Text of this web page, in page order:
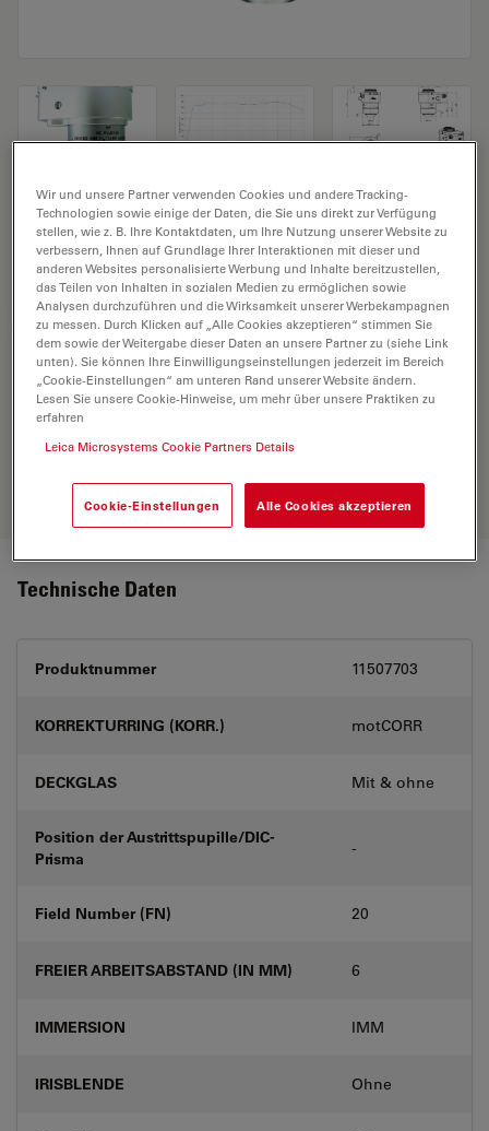
Mikroskopobjektiv HC FLUOTAR L 25x/1,0
IMM (ne=1,457) motCORR VISIR
ANGEBOT ANFORDERN
Entdecken Sie die perfekte Lösung.
Finder, vergleichen Sie Alternativen
Technische Daten
Produktnummer 11507703
KORREKTURRING (KORR.) motCORR
DECKGLAS Mit & ohne
Position der Austrittspupille/DIC-
Prisma
-
Field Number (FN) 20
FREIER ARBEITSABSTAND (IN MM) 6
IMMERSION IMM
IRISBLENDE Ohne
Wir und unsere Partner verwenden Cookies und andere Tracking-
Technologien sowie einige der Daten, die Sie uns direkt zur Verfügung
stellen, wie z. B. Ihre Kontaktdaten, um Ihre Nutzung unserer Website zu
verbessern, Ihnen auf Grundlage Ihrer Interaktionen mit dieser und
anderen Websites personalisierte Werbung und Inhalte bereitzustellen,
das Teilen von Inhalten in sozialen Medien zu ermöglichen sowie
Analysen durchzuführen und die Wirksamkeit unserer Werbekampagnen
zu messen. Durch Klicken auf „Alle Cookies akzeptieren“ stimmen Sie
dem sowie der Weitergabe dieser Daten an unsere Partner zu (siehe Link
unten). Sie können Ihre Einwilligungseinstellungen jederzeit im Bereich
„Cookie-Einstellungen“ am unteren Rand unserer Website ändern.
Lesen Sie unsere Cookie-Hinweise, um mehr über unsere Praktiken zu
erfahren
Leica Microsystems Cookie Partners Details
Cookie-Einstellungen Alle Cookies akzeptieren